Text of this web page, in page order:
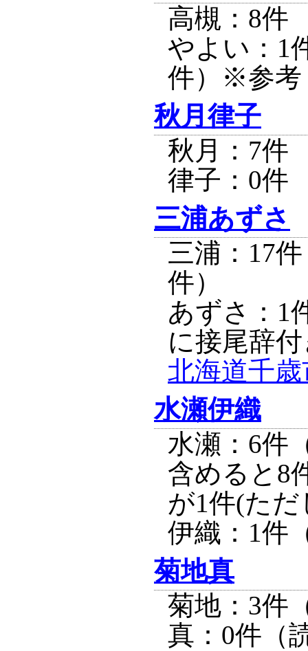
高槻：8件
やよい：1
件）※参考
秋月律子
秋月：7件
律子：0件
三浦あずさ
三浦：17
件）
あずさ：1
に接尾辞
北海道千
水瀬伊織
水瀬：6件
含めると8
が1件(た
伊織：1件
菊地真
菊地：3件
真：0件（